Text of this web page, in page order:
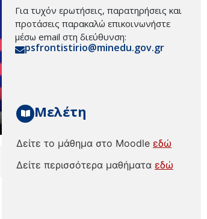
Για τυχόν ερωτήσεις, παρατηρήσεις και
προτάσεις παρακαλώ επικοινωνήστε
μέσω email στη διεύθυνση:
psfrontistirio@minedu.gov.gr
Μελέτη
Δείτε το μάθημα στο Moodle εδώ
Δείτε περισσότερα μαθήματα εδώ